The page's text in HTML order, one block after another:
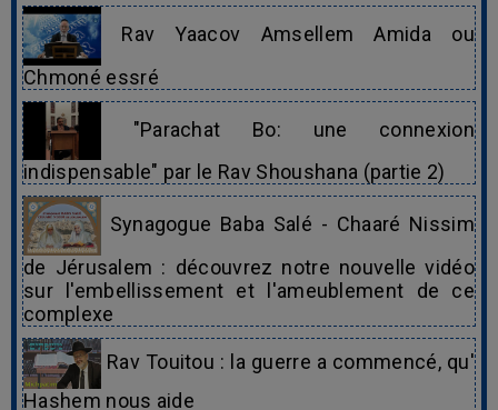
Rav Yaacov Amsellem Amida ou
Chmoné essré
"Parachat Bo: une connexion
indispensable" par le Rav Shoushana (partie 2)
Synagogue Baba Salé - Chaaré Nissim
de Jérusalem : découvrez notre nouvelle vidéo
sur l'embellissement et l'ameublement de ce
complexe
Rav Touitou : la guerre a commencé, qu'
Hashem nous aide